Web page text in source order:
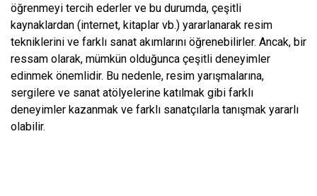
öğrenmeyi tercih ederler ve bu durumda, çeşitli
kaynaklardan (internet, kitaplar vb.) yararlanarak resim
tekniklerini ve farklı sanat akımlarını öğrenebilirler. Ancak, bir
ressam olarak, mümkün olduğunca çeşitli deneyimler
edinmek önemlidir. Bu nedenle, resim yarışmalarına,
sergilere ve sanat atölyelerine katılmak gibi farklı
deneyimler kazanmak ve farklı sanatçılarla tanışmak yararlı
olabilir.